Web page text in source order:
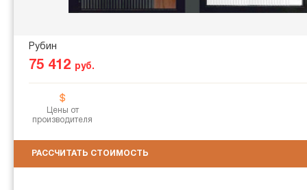
Рубин
75 412 руб.
Цены от
производителя
РАССЧИТАТЬ СТОИМОСТЬ